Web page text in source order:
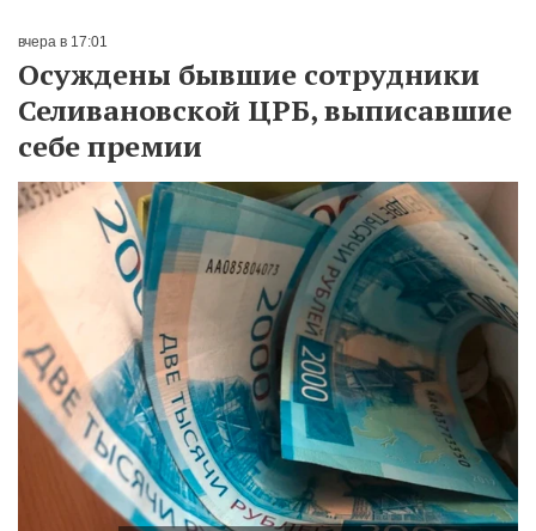
вчера в 17:01
Осуждены бывшие сотрудники
Селивановской ЦРБ, выписавшие
себе премии